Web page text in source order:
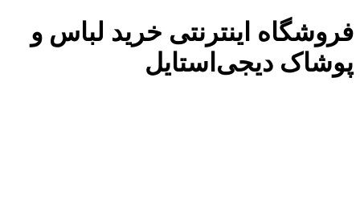
فروشگاه اینترنتی خرید لباس و
پوشاک دیجی‌استایل